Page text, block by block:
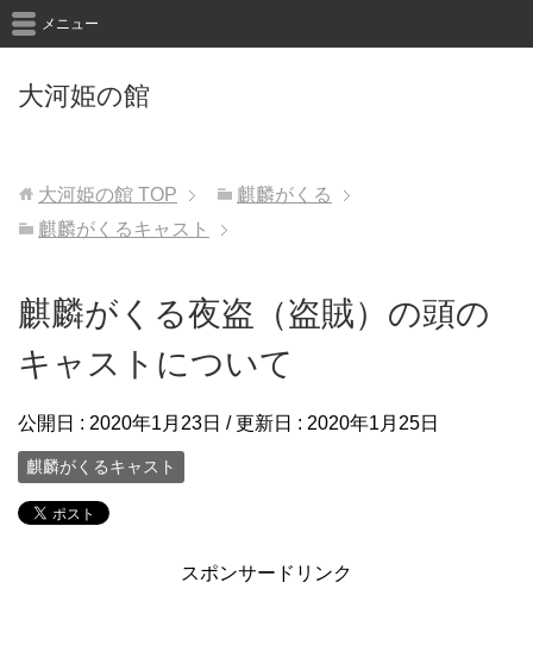
大河姫の館
メニュー
大河姫の館 TOP
麒麟がくる
麒麟がくるキャスト
麒麟がくる夜盗（盗賊）の頭の
キャストについて
公開日 : 2020年1月23日 / 更新日 : 2020年1月25日
麒麟がくるキャスト
スポンサードリンク